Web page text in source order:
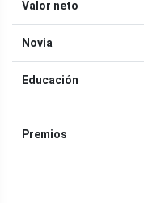
Valor neto
Novia
Educación
Premios